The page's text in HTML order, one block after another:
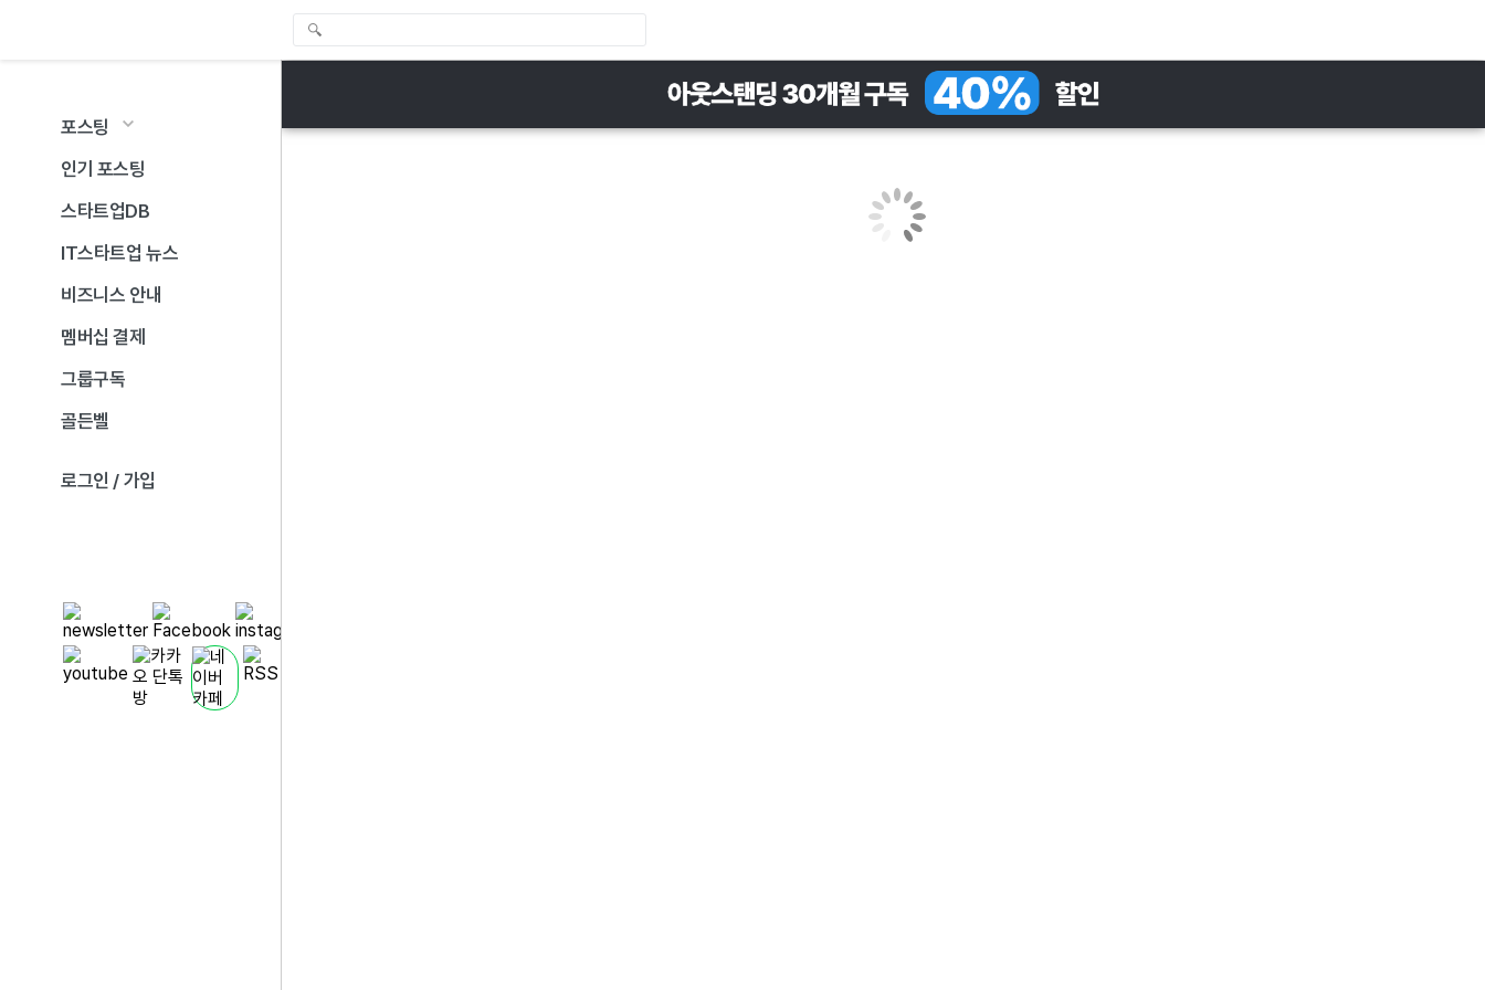
포스팅
인기 포스팅
스타트업DB
IT스타트업 뉴스
비즈니스 안내
멤버십 결제
그룹구독
골든벨
로그인 / 가입